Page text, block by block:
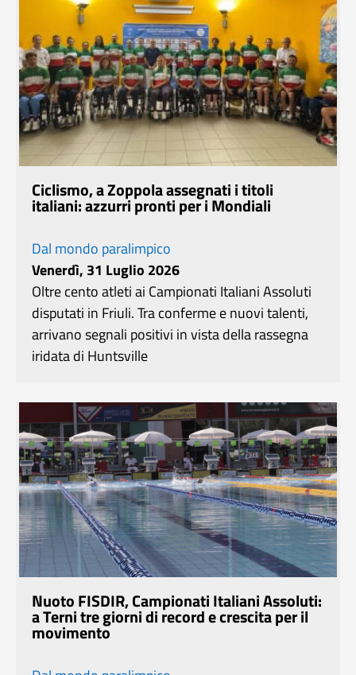
Ciclismo, a Zoppola assegnati i titoli
italiani: azzurri pronti per i Mondiali
Dal mondo paralimpico
Venerdì, 31 Luglio 2026
Oltre cento atleti ai Campionati Italiani Assoluti
disputati in Friuli. Tra conferme e nuovi talenti,
arrivano segnali positivi in vista della rassegna
iridata di Huntsville
Nuoto FISDIR, Campionati Italiani Assoluti:
a Terni tre giorni di record e crescita per il
movimento